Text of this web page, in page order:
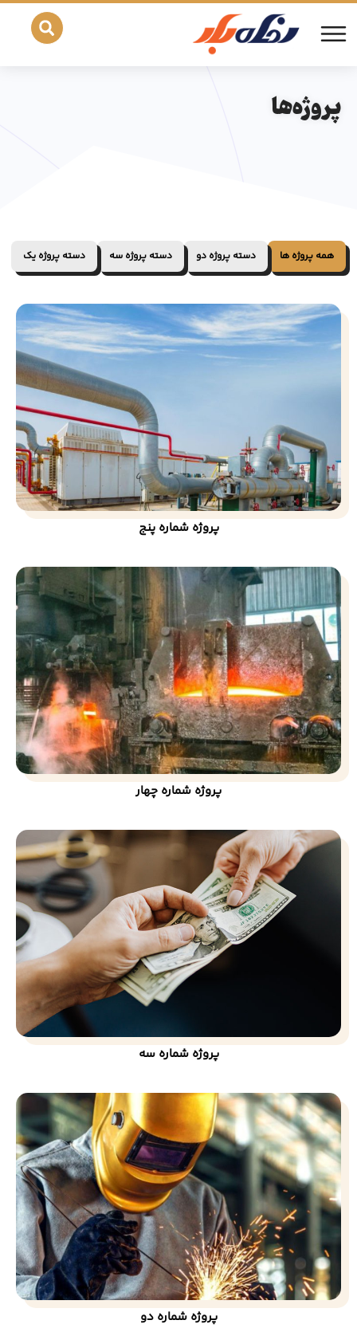
پروژه‌ها
دسته پروژه دو دسته پروژه سه دسته پروژه یک همه پروژه ها
پروژه شماره پنج
پروژه شماره چهار
پروژه شماره سه
پروژه شماره دو